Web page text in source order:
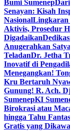
Bumi Sumenep
Senayan: Kisah
NasionalLingkaran
Aktivis, Prosedur
Digadaikan
Anugerahkan
TeladanDr. Jetha
Inovatif di
Menegangkan!
Kru Bertaruh
Gunung! R. Ach.
SumenepKI
Birokrasi atau
hingga Tahu
Gratis yang